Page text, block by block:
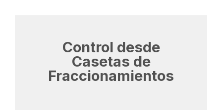
Control desde
Casetas de
Fraccionamientos